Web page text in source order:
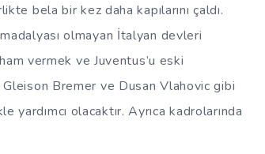
bela bir kez daha kapılarını çaldı.
madalyası olmayan İtalyan devleri
vermek ve Juventus’u eski
Bremer ve Dusan Vlahovic gibi
yardımcı olacaktır. Ayrıca kadrolarında